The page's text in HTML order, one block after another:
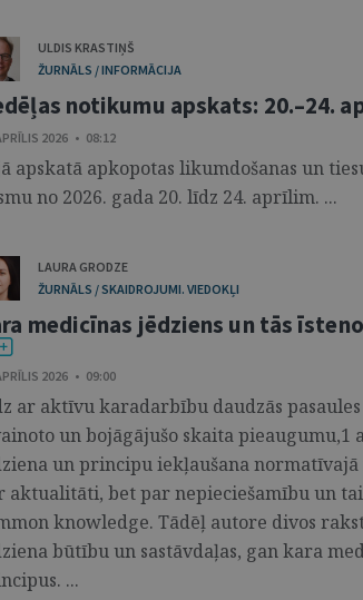
ULDIS KRASTIŅŠ
ŽURNĀLS / INFORMĀCIJA
notikumu apskats: 20.–24.
2026 • 08:12
apskatā apkopotas likumdošanas un
no 2026. gada 20. līdz 24. aprīlim. ...
LAURA GRODZE
ŽURNĀLS / SKAIDROJUMI. VIEDOKĻI
medicīnas jēdziens un tās
2026 • 09:00
ar aktīvu karadarbību daudzās
un bojāgājušo skaita pieaugumu,1
un principu iekļaušana
aktualitāti, bet par nepieciešamību un
knowledge. Tādēļ autore divos
būtību un sastāvdaļas, gan kara
...